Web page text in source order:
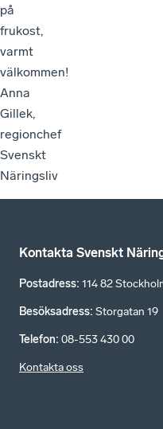
på
frukost,
varmt
välkommen!
Anna
Gillek,
regionchef
Svenskt
Näringsliv
Kontakta Svenskt
Postadress: 114 82
Besöksadress: Storgatan 19
Telefon: 08-553 430 00
Kontakta oss